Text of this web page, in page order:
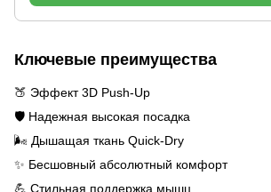
Ключевые преимущества
🍑 Эффект 3D Push-Up
🛡️ Надежная высокая посадка
🌬️ Дышащая ткань Quick-Dry
✨ Бесшовный абсолютный комфорт
💪 Стильная поддержка мышц